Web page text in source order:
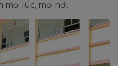
mọi lúc, mọi nơi.